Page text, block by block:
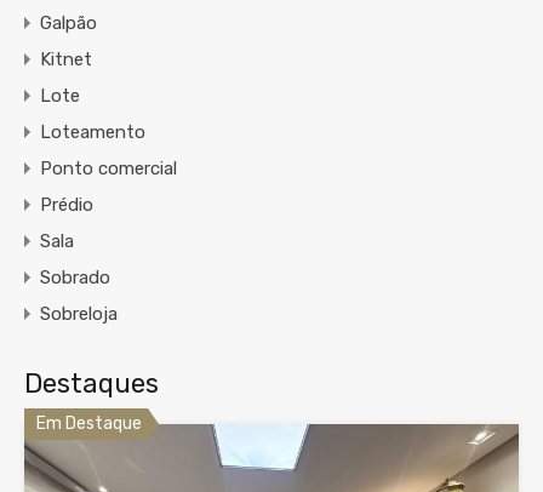
Galpão
Kitnet
Lote
Loteamento
Ponto comercial
Prédio
Sala
Sobrado
Sobreloja
Destaques
Em Destaque